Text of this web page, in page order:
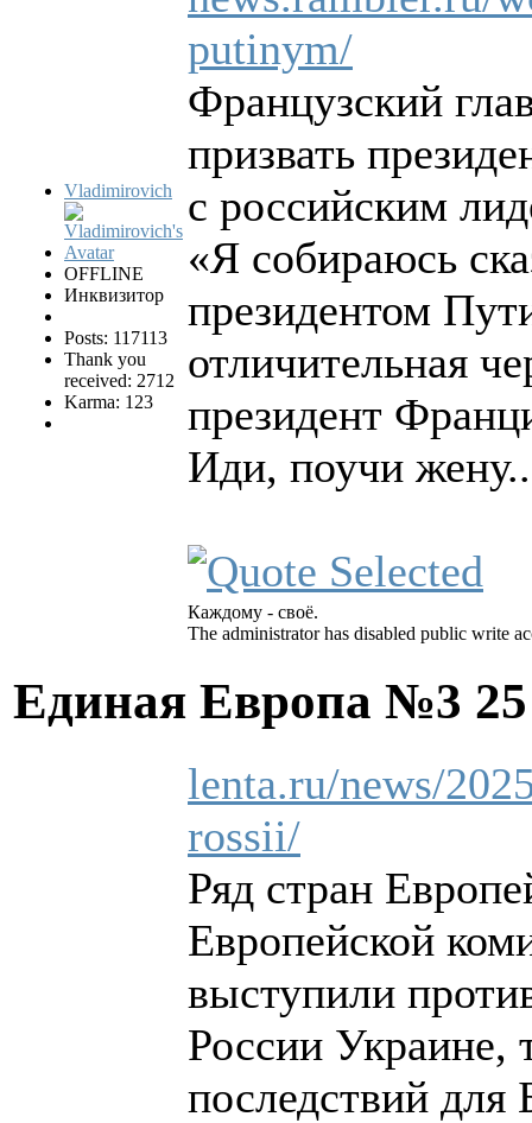
Vladimirovich
OFFLINE
Инквизитор
Posts: 117113
Thank you
received: 2712
Karma: 123
putinym/
Французский
призвать
с российским
«Я собираюсь
президентом
отличительная
президент
Иди, поучи
Каждому - своё.
The administrator has disabled public write
Единая Европа №3
lenta.ru/news/
rossii/
Ряд стран
Европейской
выступили
России Украине,
последствий